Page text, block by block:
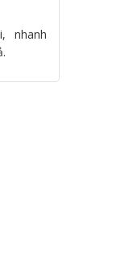
nhanh